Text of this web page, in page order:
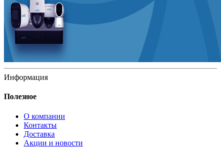
Информация
Полезное
О компании
Контакты
Доставка
Акции и новости